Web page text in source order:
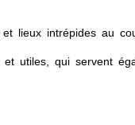
lieux intrépides au
utiles, qui servent